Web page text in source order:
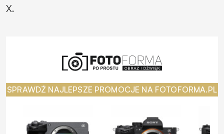
X.
SPRAWDŹ NAJLEPSZE PROMOCJE NA FOTOFORMA.PL